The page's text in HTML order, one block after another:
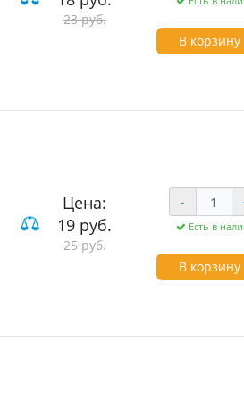
23 руб.
В корзину
проходные
Цена:
19 руб.
25 руб.
-
Есть в
В корзину